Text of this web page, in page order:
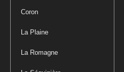
Coron
La Plaine
La Romagne